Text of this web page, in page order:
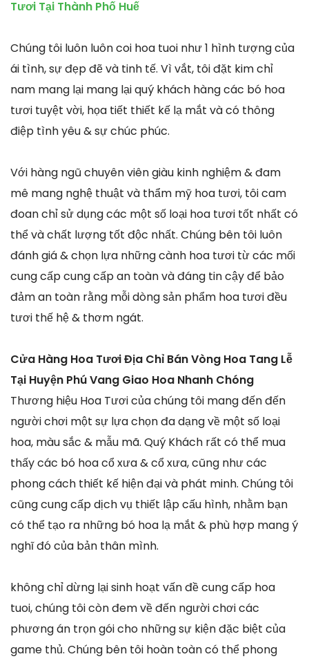
Tươi Tại Thành Phố Huế
Chúng tôi luôn luôn coi hoa tuoi như 1 hình tượng của
ái tình, sự đẹp đẽ và tinh tế. Vì vắt, tôi đặt kim chỉ
nam mang lại mang lại quý khách hàng các bó hoa
tươi tuyệt vời, họa tiết thiết kế lạ mắt và có thông
điệp tình yêu & sự chúc phúc.
Với hàng ngũ chuyên viên giàu kinh nghiệm & đam
mê mang nghệ thuật và thẩm mỹ hoa tươi, tôi cam
đoan chỉ sử dụng các một số loại hoa tươi tốt nhất có
thể và chất lượng tốt độc nhất. Chúng bên tôi luôn
đánh giá & chọn lựa những cành hoa tươi từ các mối
cung cấp cung cấp an toàn và đáng tin cậy để bảo
đảm an toàn rằng mỗi dòng sản phẩm hoa tươi đều
tươi thế hệ & thơm ngát.
Cửa Hàng Hoa Tươi Địa Chỉ Bán Vòng Hoa Tang Lễ
Tại Huyện Phú Vang Giao Hoa Nhanh Chóng
Thương hiệu Hoa Tươi của chúng tôi mang đến đến
người chơi một sự lựa chọn đa dạng về một số loại
hoa, màu sắc & mẫu mã. Quý Khách rất có thể mua
thấy các bó hoa cổ xưa & cổ xưa, cũng như các
phong cách thiết kế hiện đại và phát minh. Chúng tôi
cũng cung cấp dịch vụ thiết lập cấu hình, nhằm bạn
có thể tạo ra những bó hoa lạ mắt & phù hợp mang ý
nghĩ đó của bản thân mình.
không chỉ dừng lại sinh hoạt vấn đề cung cấp hoa
tuoi, chúng tôi còn đem về đến người chơi các
phương án trọn gói cho những sự kiện đặc biệt của
game thủ. Chúng bên tôi hoàn toàn có thể phong